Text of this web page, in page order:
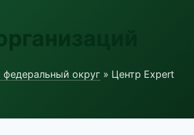
федеральный округ » Центр Expert